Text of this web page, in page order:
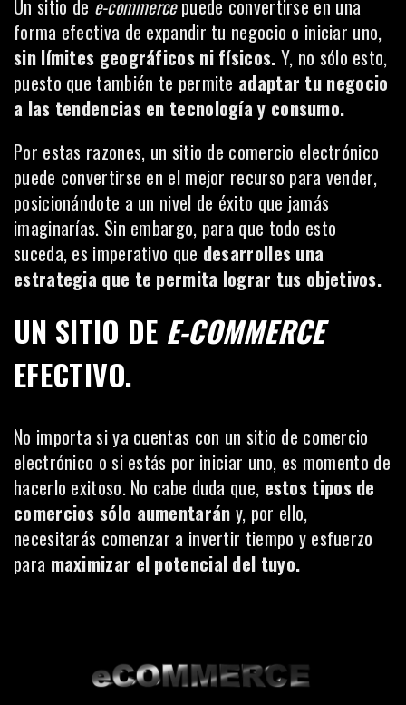
Un sitio de e-commercepuede convertirse en una
forma efectiva de expandir tu negocio o iniciar uno,
sin límites geográficos ni físicos. Y, no sólo esto,
puesto que también te permite adaptar tu negocio
a las tendencias en tecnología y consumo.
Por estas razones, un sitio de comercio electrónico
puede convertirse en el mejor recurso para vender,
posicionándote a un nivel de éxito que jamás
imaginarías. Sin embargo, para que todo esto
suceda, es imperativo que desarrolles una
estrategia que te permita lograr tus objetivos.
UN SITIO DE E-COMMERCE
EFECTIVO.
No importa si ya cuentas con un sitio de comercio
electrónico o si estás por iniciar uno, es momento de
hacerlo exitoso. No cabe duda que, estos tipos de
comercios sólo aumentarán y, por ello,
necesitarás comenzar a invertir tiempo y esfuerzo
para maximizar el potencial del tuyo.